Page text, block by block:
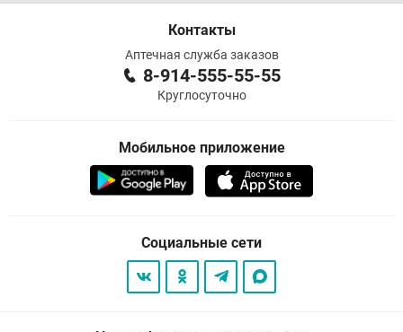
Контакты
Аптечная служба заказов
8-914-555-55-55
Круглосуточно
Мобильное приложение
Социальные сети